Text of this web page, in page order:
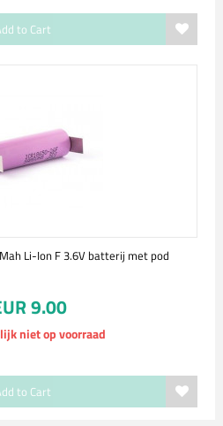
to Cart
Li-Ion F 3.6V batterij met pod
9.00
niet op voorraad
to Cart